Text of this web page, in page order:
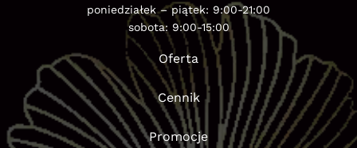
poniedziałek – piątek: 9:00-21:00
sobota: 9:00-15:00
Oferta
Cennik
Promocje